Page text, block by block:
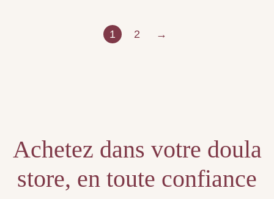
1 2 →
Achetez dans votre doula
store, en toute confiance